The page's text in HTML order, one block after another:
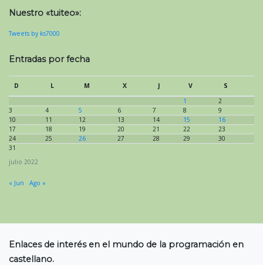
Nuestro «tuiteo»:
Tweets by ks7000
Entradas por fecha
julio 2022
D L M X J V
S
1
2
3
4 5 6 7 8
9
10
11 12 13 14 15
16
17
18 19 20 21 22
23
24
25 26 27 28 29
30
31
« Jun Ago »
Enlaces de interés en el mundo de la programación en
castellano.